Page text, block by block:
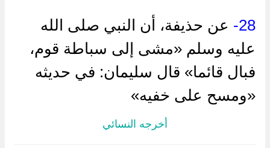
28-
عن حذيفة، أن النبي صلى الله
عليه وسلم «مشى إلى سباطة قوم،
فبال قائما» قال سليمان: في حديثه
«ومسح على خفيه»
أخرجه النسائي